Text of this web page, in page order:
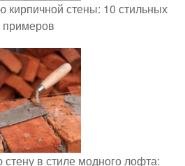
кирпичной стены: 10 стильных
примеров
в стиле модного лофта: